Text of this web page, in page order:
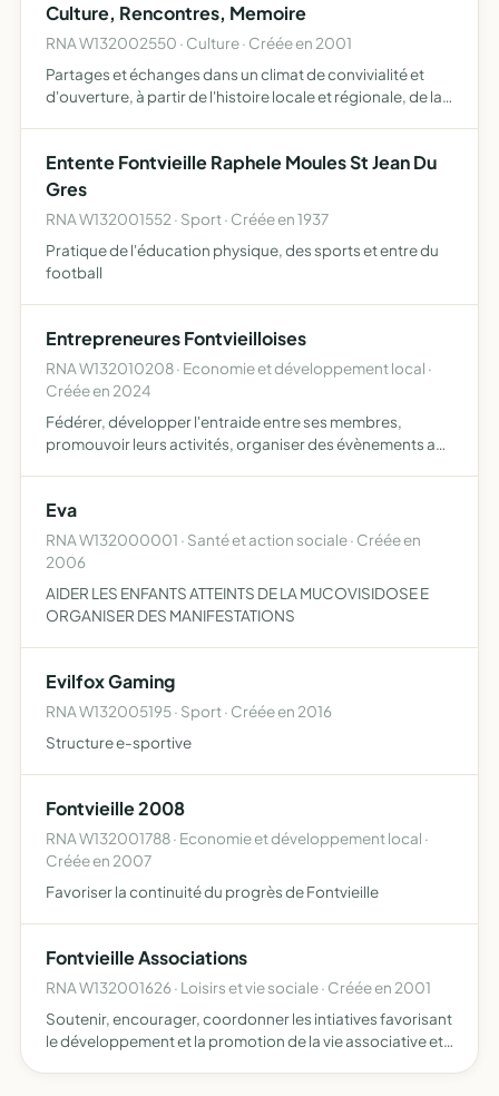
to…
Culture, Rencontres, Memoire
RNA W132002550 · Culture · Créée en 2001
Partages et échanges dans un climat de convivialité et
d'ouverture, à partir de l'histoire locale et régionale, de la
Entente Fontvieille Raphele Moules St Jean Du
Gres
RNA W132001552 · Sport · Créée en 1937
Pratique de l'éducation physique, des sports et entre du
football
Entrepreneures Fontvieilloises
RNA W132010208 · Economie et développement local ·
Créée en 2024
Fédérer, développer l'entraide entre ses membres,
promouvoir leurs activités, organiser des évènements afin
Eva
RNA W132000001 · Santé et action sociale · Créée en
2006
AIDER LES ENFANTS ATTEINTS DE LA MUCOVISIDOSE E
ORGANISER DES MANIFESTATIONS
Evilfox Gaming
RNA W132005195 · Sport · Créée en 2016
Structure e-sportive
Fontvieille 2008
RNA W132001788 · Economie et développement local ·
Créée en 2007
Favoriser la continuité du progrès de Fontvieille
Fontvieille Associations
RNA W132001626 · Loisirs et vie sociale · Créée en 2001
Soutenir, encourager, coordonner les intiatives favorisant
le développement et la promotion de la vie associative et